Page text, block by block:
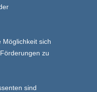
Möglichkeit sich
zu
sind